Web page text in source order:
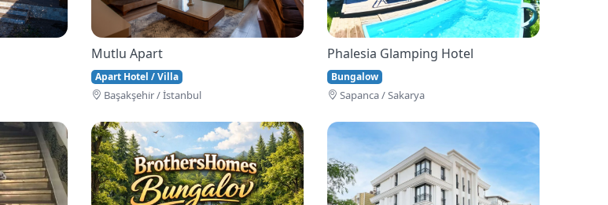
Mutlu Apart
Apart Hotel / Villa
Başakşehi̇r / İstanbul
Phalesia Glamping Hotel
Bungalow
Sapanca / Sakarya